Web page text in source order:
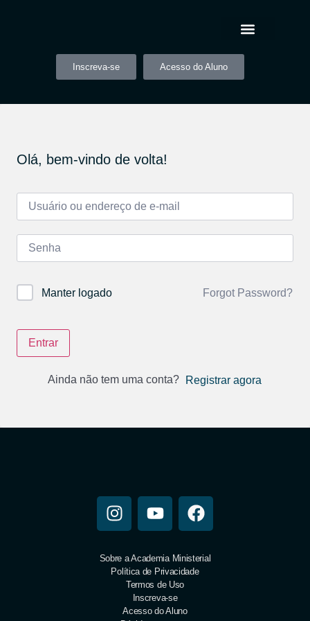
Inscreva-se Acesso do Aluno
Olá, bem-vindo de volta!
Manter logado Forgot Password?
Entrar
Ainda não tem uma conta? Registrar agora
Sobre a Academia Ministerial
Política de Privacidade
Termos de Uso
Inscreva-se
Acesso do Aluno